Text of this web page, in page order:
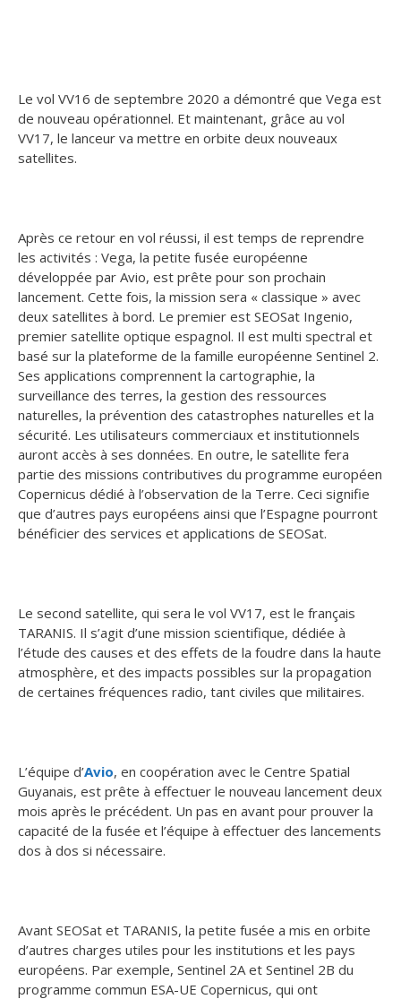
Le vol VV16 de septembre 2020 a démontré que Vega est
de nouveau opérationnel. Et maintenant, grâce au vol
VV17, le lanceur va mettre en orbite deux nouveaux
satellites.
Après ce retour en vol réussi, il est temps de reprendre
les activités : Vega, la petite fusée européenne
développée par Avio, est prête pour son prochain
lancement. Cette fois, la mission sera « classique » avec
deux satellites à bord. Le premier est SEOSat Ingenio,
premier satellite optique espagnol. Il est multi spectral et
basé sur la plateforme de la famille européenne Sentinel 2.
Ses applications comprennent la cartographie, la
surveillance des terres, la gestion des ressources
naturelles, la prévention des catastrophes naturelles et la
sécurité. Les utilisateurs commerciaux et institutionnels
auront accès à ses données. En outre, le satellite fera
partie des missions contributives du programme européen
Copernicus dédié à l’observation de la Terre. Ceci signifie
que d’autres pays européens ainsi que l’Espagne pourront
bénéficier des services et applications de SEOSat.
Le second satellite, qui sera le vol VV17, est le français
TARANIS. Il s’agit d’une mission scientifique, dédiée à
l’étude des causes et des effets de la foudre dans la haute
atmosphère, et des impacts possibles sur la propagation
de certaines fréquences radio, tant civiles que militaires.
L’équipe d’Avio, en coopération avec le Centre Spatial
Guyanais, est prête à effectuer le nouveau lancement deux
mois après le précédent. Un pas en avant pour prouver la
capacité de la fusée et l’équipe à effectuer des lancements
dos à dos si nécessaire.
Avant SEOSat et TARANIS, la petite fusée a mis en orbite
d’autres charges utiles pour les institutions et les pays
européens. Par exemple, Sentinel 2A et Sentinel 2B du
programme commun ESA-UE Copernicus, qui ont